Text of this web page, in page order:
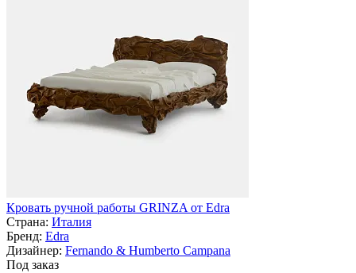
Кровать ручной работы GRINZA от Edra
Страна: Италия
Бренд: Edra
Дизайнер: Fernando & Humberto Campana
Под заказ